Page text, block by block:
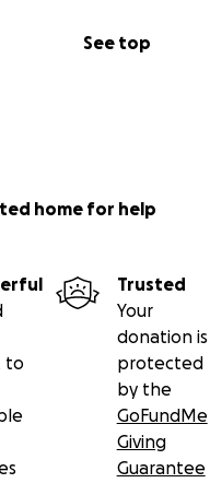
See top
home for help
to
Trusted
Your
donation is
protected
by the
GoFundMe
Giving
Guarantee